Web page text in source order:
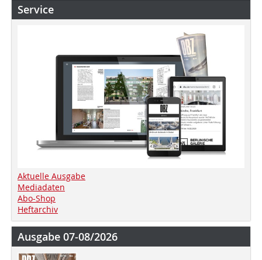
Service
Aktuelle Ausgabe
Mediadaten
Abo-Shop
Heftarchiv
Ausgabe 07-08/2026